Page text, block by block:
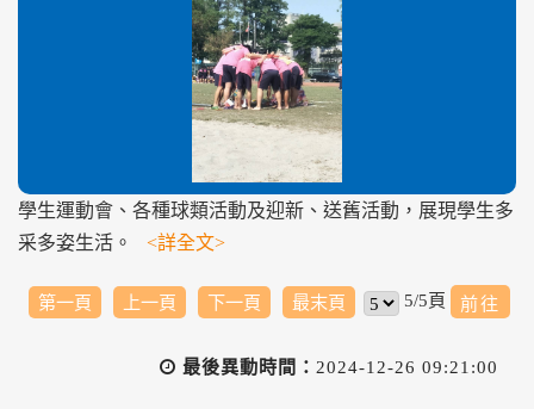
學生運動會、各種球類活動及迎新、送舊活動，展現學生多
采多姿生活。 <詳全文>
第一頁 上一頁 下一頁 最末頁 5/5頁
最後異動時間： 2024-12-26 09:21:00